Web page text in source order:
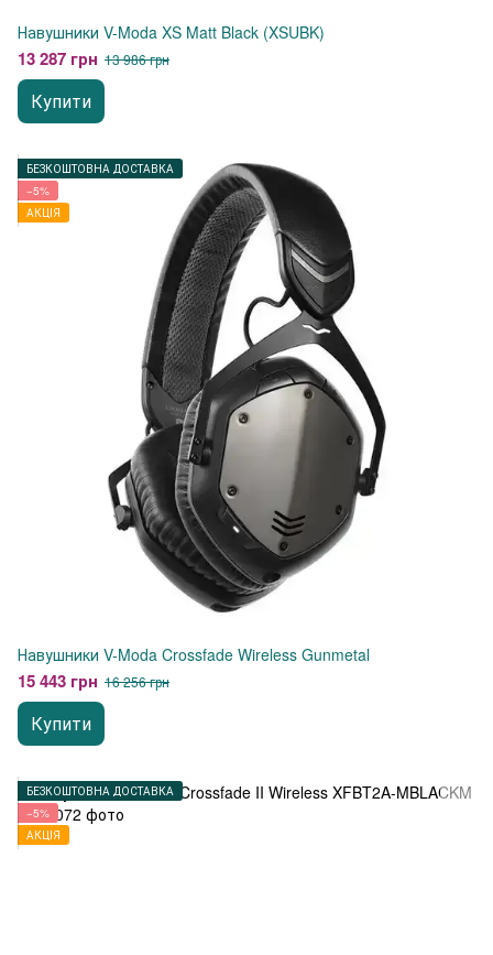
Навушники V-Moda XS Matt Black (XSUBK)
13 287 грн 13 986 грн
Купити
БЕЗКОШТОВНА ДОСТАВКА
−5%
АКЦІЯ
Навушники V-Moda Crossfade Wireless Gunmetal
15 443 грн 16 256 грн
Купити
БЕЗКОШТОВНА ДОСТАВКА
−5%
АКЦІЯ